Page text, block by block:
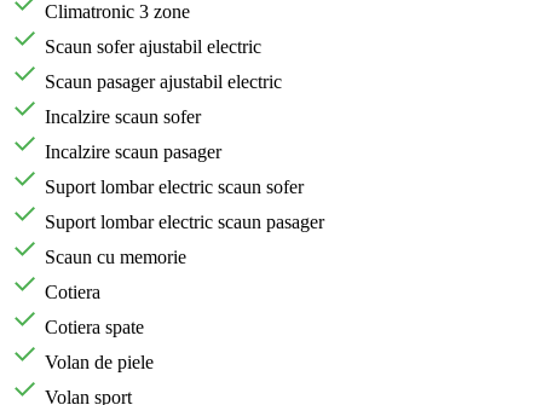
Climatronic 3 zone
Scaun sofer ajustabil electric
Scaun pasager ajustabil electric
Incalzire scaun sofer
Incalzire scaun pasager
Suport lombar electric scaun sofer
Suport lombar electric scaun pasager
Scaun cu memorie
Cotiera
Cotiera spate
Volan de piele
Volan sport